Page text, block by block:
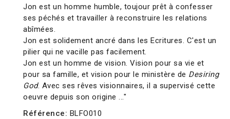
Jon est un homme humble, toujour prêt à confesser
ses péchés et travailler à reconstruire les relations
abîmées.
Jon est solidement ancré dans les Ecritures. C'est un
pilier qui ne vacille pas facilement.
Jon est un homme de vision. Vision pour sa vie et
pour sa famille, et vision pour le ministère de Desiring
God. Avec ses rêves visionnaires, il a supervisé cette
oeuvre depuis son origine ..."
Référence: BLFO010